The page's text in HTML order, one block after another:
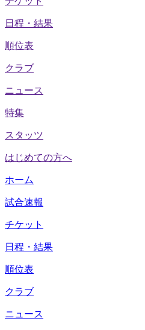
日程・結果
順位表
クラブ
ニュース
特集
スタッツ
はじめての方へ
ホーム
試合速報
チケット
日程・結果
順位表
クラブ
ニュース